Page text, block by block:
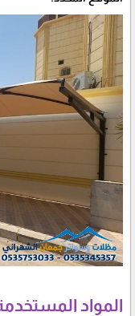
المواد